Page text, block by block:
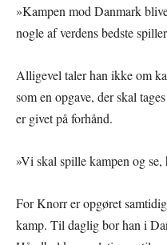
»Kampen mod Danmark
nogle af verdens bedste
Alligevel taler han ikke om
som en opgave, der skal
er givet på forhånd.
»Vi skal spille kampen og se,
For Knorr er opgøret
kamp. Til daglig bor han i